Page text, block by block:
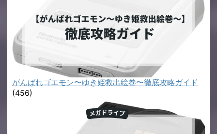
がんばれゴエモン〜ゆき姫救出絵巻〜徹底攻略ガイド
(456)